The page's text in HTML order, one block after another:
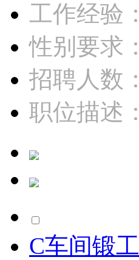
工作经验：
性别要求：
招聘人数：
职位描述：
C车间锻工